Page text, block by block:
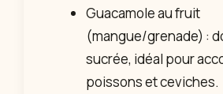
Guacamole au fruit
(mangue/grenade) :
sucrée, idéal pour
poissons et ceviches.